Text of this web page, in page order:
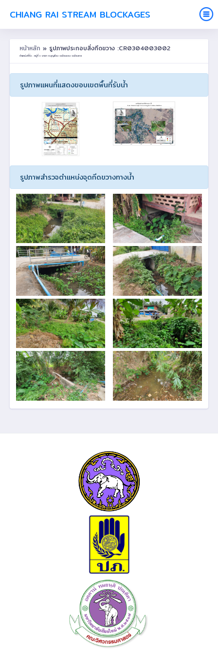
CHIANG RAI STREAM BLOCKAGES
หน้าหลัก » รูปภาพประกอบสิ่งกีดขวาง :CR0304003002
ตำแหน่งที่ตั้ง : หมู่ที่ 3 ซาววา ต.บุญเรือง อ.เชียงของ จ.เชียงราย
รูปภาพแผนที่แสดงขอบเขตพื้นที่รับน้ำ
รูปภาพสำรวจตำแหน่งจุดกีดขวางทางน้ำ